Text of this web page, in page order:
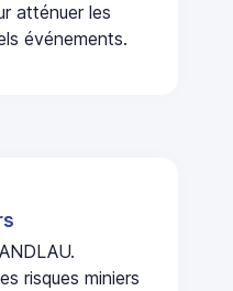
atténuer les
événements.
risques miniers